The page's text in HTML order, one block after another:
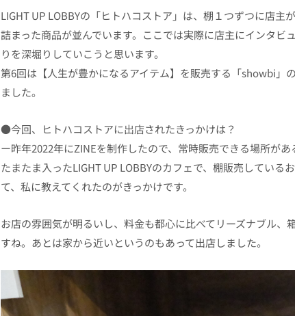
LIGHT UP LOBBYの「ヒトハコストア」は、棚１つずつに店主
詰まった商品が並んでいます。ここでは実際に店主にインタビ
りを深堀りしていこうと思います。
第6回は【人生が豊かになるアイテム】を販売する「showbi」
ました。
●今回、ヒトハコストアに出店されたきっかけは？
ー昨年2022年にZINEを制作したので、常時販売できる場所が
たまたま入ったLIGHT UP LOBBYのカフェで、棚販売している
て、私に教えてくれたのがきっかけです。
お店の雰囲気が明るいし、料金も都心に比べてリーズナブル、
すね。あとは家から近いというのもあって出店しました。